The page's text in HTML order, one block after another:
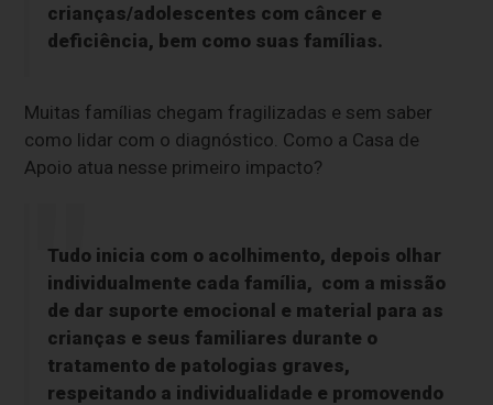
crianças/adolescentes com câncer e
deficiência, bem como suas famílias.
Muitas famílias chegam fragilizadas e sem saber
como lidar com o diagnóstico. Como a Casa de
Apoio atua nesse primeiro impacto?
Tudo inicia com o acolhimento, depois olhar
individualmente cada família, com a missão
de dar suporte emocional e material para as
crianças e seus familiares durante o
tratamento de patologias graves,
respeitando a individualidade e promovendo